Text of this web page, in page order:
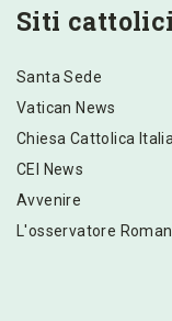
Siti cattolici
Santa Sede
Vatican News
Chiesa Cattolica
CEI News
Avvenire
L'osservatore